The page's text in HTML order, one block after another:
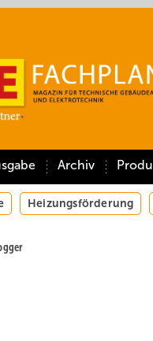
Archiv
Heizungsförderung